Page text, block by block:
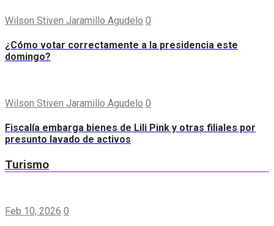
Wilson Stiven Jaramillo Agudelo 0
¿Cómo votar correctamente a la presidencia este
domingo?
Wilson Stiven Jaramillo Agudelo 0
Fiscalía embarga bienes de Lili Pink y otras filiales por
presunto lavado de activos
Turismo
Feb 10, 2026 0